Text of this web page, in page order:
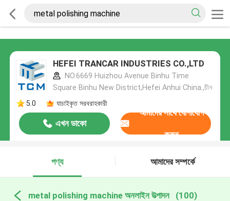
HEFEI TRANCAR INDUSTRIES CO.,LTD
NO.6669 Huizhou Avenue Binhu Time
Square Binhu New District,Hefei Anhui China.,চীন
5.0
যাচাইকৃত সরবরাহকারী
এখন ডাকো
আমাদের সাথে যোগাযোগ
করুন
পণ্য আমাদের সম্পর্কে
metal polishing machine অনলাইন উত্পাদন (100)